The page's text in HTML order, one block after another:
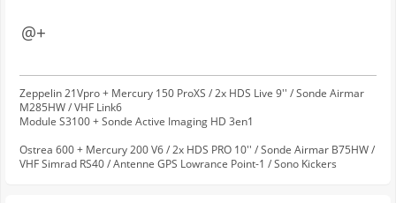
@+
Zeppelin 21Vpro + Mercury 150 ProXS / 2x HDS Live 9'' / Sonde Airmar
M285HW / VHF Link6
Module S3100 + Sonde Active Imaging HD 3en1
Ostrea 600 + Mercury 200 V6 / 2x HDS PRO 10'' / Sonde Airmar B75HW /
VHF Simrad RS40 / Antenne GPS Lowrance Point-1 / Sono Kickers